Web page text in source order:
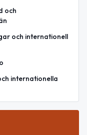
och
och internationell
internationella